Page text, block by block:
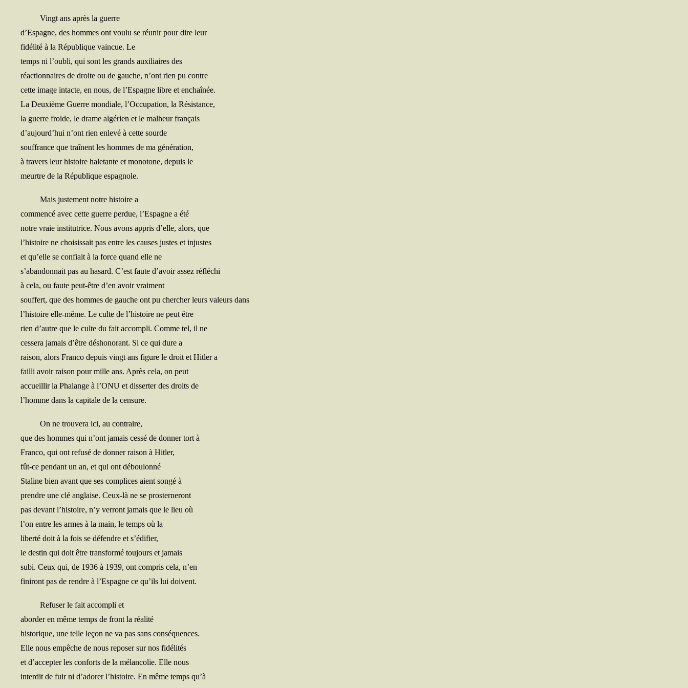
Vingt ans après la guerre
d’Espagne, des hommes ont vou­lu se réunir pour dire leur
fidé­li­té à la Répu­blique vain­cue. Le
temps ni l’oubli, qui sont les grands auxi­liaires des
réac­tion­naires de droite ou de gauche, n’ont rien pu contre
cette image intacte, en nous, de l’Espagne libre et enchaînée.
La Deuxième Guerre mon­diale, l’Occupation, la Résistance,
la guerre froide, le drame algé­rien et le mal­heur français
d’aujourd’hui n’ont rien enle­vé à cette sourde
souf­france que traînent les hommes de ma génération,
à tra­vers leur his­toire hale­tante et mono­tone, depuis le
meurtre de la Répu­blique espagnole.
Mais jus­te­ment notre his­toire a
com­men­cé avec cette guerre per­due, l’Espagne a été
notre vraie ins­ti­tu­trice. Nous avons appris d’elle, alors, que
l’histoire ne choi­sis­sait pas entre les causes justes et injustes
et qu’elle se confiait à la force quand elle ne
s’abandonnait pas au hasard. C’est faute d’avoir assez réfléchi
à cela, ou faute peut-être d’en avoir vraiment
souf­fert, que des hommes de gauche ont pu cher­cher leurs valeurs dans
l’histoire elle-même. Le culte de l’histoire ne peut être
rien d’autre que le culte du fait accom­pli. Comme tel, il ne
ces­se­ra jamais d’être désho­no­rant. Si ce qui dure a
rai­son, alors Fran­co depuis vingt ans figure le droit et Hit­ler a
failli avoir rai­son pour mille ans. Après cela, on peut
accueillir la Pha­lange à l’ONU et dis­ser­ter des droits de
l’homme dans la capi­tale de la censure.
On ne trou­ve­ra ici, au contraire,
que des hommes qui n’ont jamais ces­sé de don­ner tort à
Fran­co, qui ont refu­sé de don­ner rai­son à Hitler,
fût-ce pen­dant un an, et qui ont déboulonné
Sta­line bien avant que ses com­plices aient son­gé à
prendre une clé anglaise. Ceux-là ne se prosterneront
pas devant l’histoire, n’y ver­ront jamais que le lieu où
l’on entre les armes à la main, le temps où la
liber­té doit à la fois se défendre et s’édifier,
le des­tin qui doit être trans­for­mé tou­jours et jamais
subi. Ceux qui, de 1936 à 1939, ont com­pris cela, n’en
fini­ront pas de rendre à l’Espagne ce qu’ils lui doivent.
Refu­ser le fait accom­pli et
abor­der en même temps de front la réalité
his­to­rique, une telle leçon ne va pas sans conséquences.
Elle nous empêche de nous repo­ser sur nos fidélités
et d’accepter les conforts de la mélan­co­lie. Elle nous
inter­dit de fuir ni d’adorer l’histoire. En même temps qu’à